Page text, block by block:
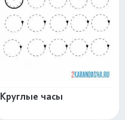
Круглые часы